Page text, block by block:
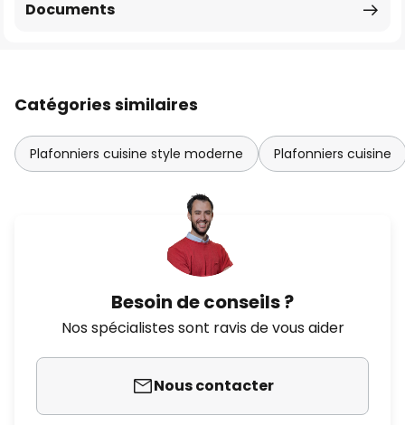
Documents
Catégories similaires
Plafonniers cuisine style moderne Plafonniers cuisine
Besoin de conseils ?
Nos spécialistes sont ravis de vous aider
Nous contacter